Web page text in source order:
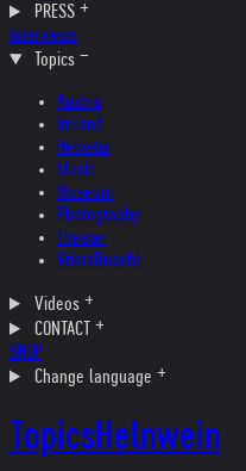
PRESS
Interviews
Topics
Austria
Ireland
Helvetia
Music
Museum
Photography
Theater
Kristallnacht
Videos
CONTACT
SHOP
Change language
TopicsHelnwein